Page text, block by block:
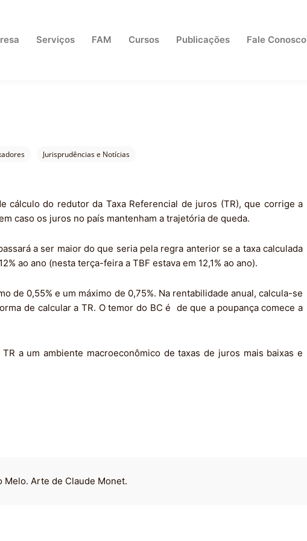
Serviços FAM Cursos Publicações Fale Conosco
Jurisprudências e Notícias
cálculo do redutor da Taxa Referencial de juros (TR), que corrige a
caso os juros no país mantenham a trajetória de queda.
a ser maior do que seria pela regra anterior se a taxa calculada
ao ano (nesta terça-feira a TBF estava em 12,1% ao ano).
de 0,55% e um máximo de 0,75%. Na rentabilidade anual, calcula-se
de calcular a TR. O temor do BC é de que a poupança comece a
a um ambiente macroeconômico de taxas de juros mais baixas e
Arte de Claude Monet.